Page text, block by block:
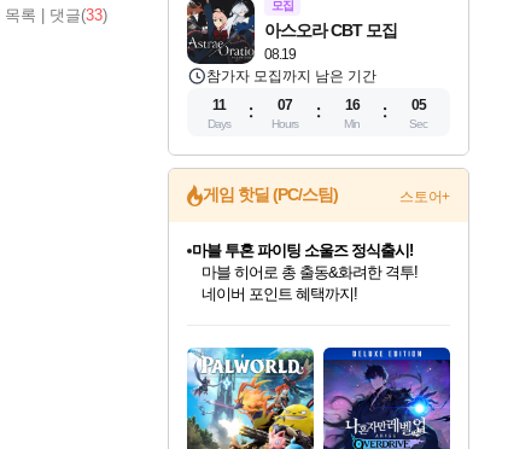
목록 댓글(33)
모집
08.19
아스오라 CBT 모집
참가자 모집까지 남은 기간
11
Days
07
Hours
16
Min
04
Sec
게임 핫딜 (PC/스팀) 스토어+
최대 90% 할인가를 만나보세요!
네이버혜택과 함께 만나보세요!
50%할인&추가 적립까지!
네이버 포인트 혜택까지!
귀무자: 검의 길 예약 판매 중!
10% 할인과
이니&베니 혜택까지!
네이버 혜택가와 함께 예약하세요!
할인&네이버혜택으로 만나보세요!
네이버페이 혜택과 만나보세요!
40주년 프로모션으로 만나보세요!
할인가에 만나보세요!
일부 에디션 상시 할인!
혜택으로 예약 판매 중
편안하게 충전하세요